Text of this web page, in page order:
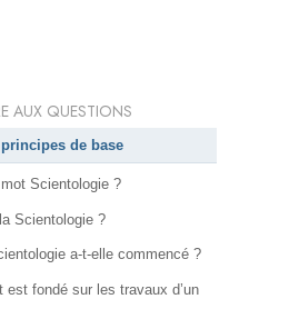
AUX QUESTIONS
de base
Scientologie ?
Scientologie ?
a-t-elle commencé ?
est fondé sur les travaux d’un